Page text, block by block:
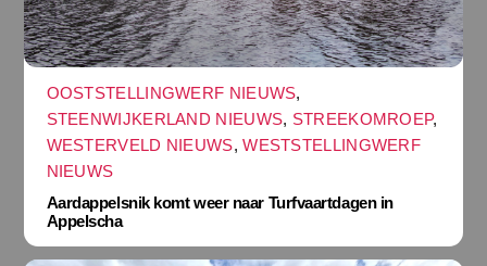
OOSTSTELLINGWERF NIEUWS,
STEENWIJKERLAND NIEUWS, STREEKOMROEP,
WESTERVELD NIEUWS,WESTSTELLINGWERF
NIEUWS
Aardappelsnik komt weer naar Turfvaartdagen in
Appelscha